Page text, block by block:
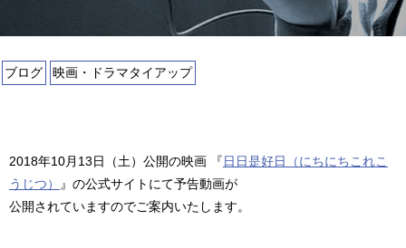
ブログ 映画・ドラマタイアップ
2018年10月13日（土）公開の映画 『日日是好日（にちにちこれこ
うじつ）
』の公式サイトにて予告動画が
公開されていますのでご案内いたします。